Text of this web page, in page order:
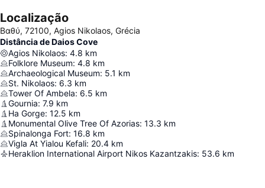
Localização
Βαθύ, 72100, Agios Nikolaos, Grécia
Distância de Daios Cove
Agios Nikolaos: 4.8 km
Folklore Museum: 4.8 km
Archaeological Museum: 5.1 km
St. Nikolaos: 6.3 km
Tower Of Ambela: 6.5 km
Gournia: 7.9 km
Ha Gorge: 12.5 km
Monumental Olive Tree Of Azorias: 13.3 km
Spinalonga Fort: 16.8 km
Vigla At Yialou Kefali: 20.4 km
Heraklion International Airport Nikos Kazantzakis: 53.6 km